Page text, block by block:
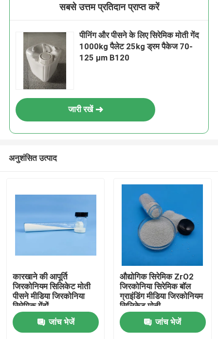
सबसे उत्तम प्रतिदान प्राप्त करें
पीनिंग और पीसने के लिए सिरेमिक मोती गेंद
1000kg पैलेट 25kg ड्रम पैकेज 70-
125 μm B120
जारी रखें
अनुशंसित उत्पाद
कारखाने की आपूर्ति
जिरकोनियम सिलिकेट मोती
पीसने मीडिया जिरकोनिया
सिरेमिक गेंदों
जांच भेजें
औद्योगिक सिरेमिक ZrO2
जिरकोनिया सिरेमिक बॉल
ग्राइंडिंग मीडिया जिरकोनियम
सिलिकेट मोती
जांच भेजें